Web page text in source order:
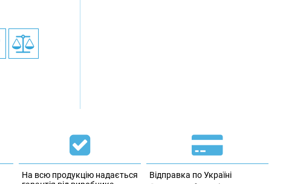
На всю продукцію надається
Відправка по Україні